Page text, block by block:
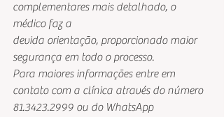
complementares mais detalhado, o
médico faz a
devida orientação, proporcionado maior
segurança em todo o processo.
Para maiores informações entre em
contato com a clínica através do número
81.3423.2999 ou do WhatsApp